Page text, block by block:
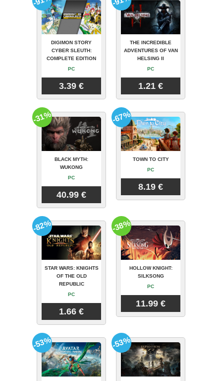
DIGIMON STORY
CYBER SLEUTH:
COMPLETE EDITION
PC
3.39 €
THE INCREDIBLE
ADVENTURES OF VAN
HELSING II
PC
1.21 €
BLACK MYTH:
WUKONG
PC
40.99 €
-31%
TOWN TO CITY
PC
8.19 €
-67%
STAR WARS: KNIGHTS
OF THE OLD
REPUBLIC
PC
1.66 €
-82%
HOLLOW KNIGHT:
SILKSONG
PC
11.99 €
-38%
-53% -53%